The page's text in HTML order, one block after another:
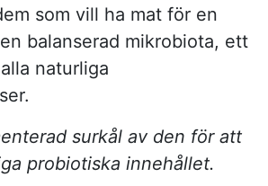
som vill ha mat för en
balanserad mikrobiota, ett
naturliga
surkål av den för att
probiotiska innehållet.